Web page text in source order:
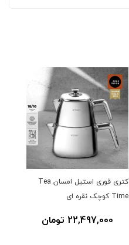
کتری قوری استیل امسان Tea
Time کوچک نقره ای
22,497,000 تومان